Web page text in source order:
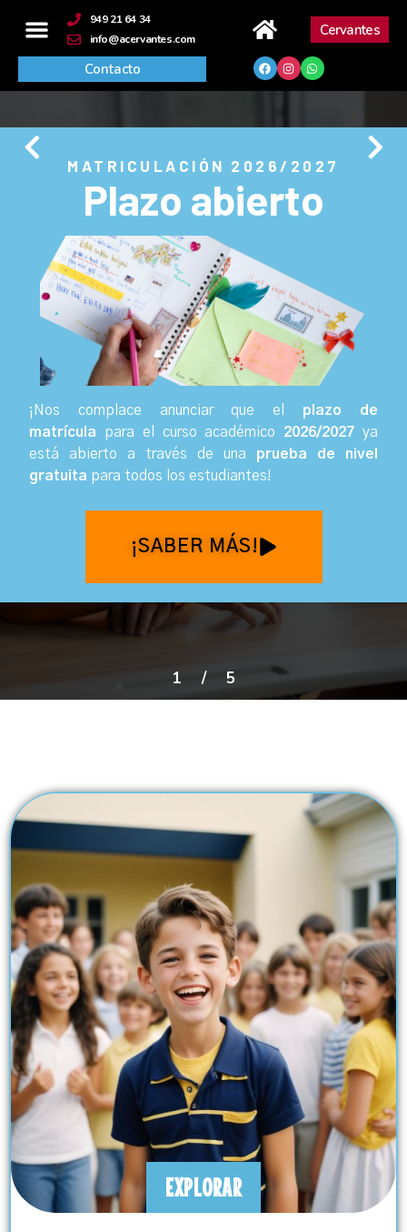
949 21 64 34
info@acervantes.com
Cervantes
Contacto
MATRICULACIÓN 2026/2027
Plazo abierto
¡Nos complace anunciar que el plazo de
matrícula para el curso académico 2026/2027 ya
está abierto a través de una prueba de nivel
gratuita para todos los estudiantes!
¡SABER MÁS!
1 / 5
EXPLORAR